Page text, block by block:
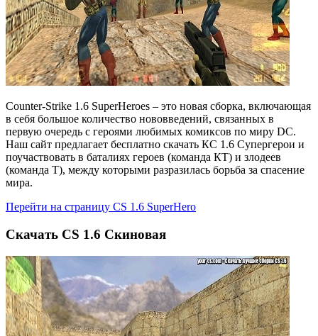
Counter-Strike 1.6 SuperHeroes – это новая сборка, включающая
в себя большое количество нововведений, связанных в
первую очередь с героями любимых комиксов по миру DC.
Наш сайт предлагает бесплатно скачать КС 1.6 Супергерои и
поучаствовать в баталиях героев (команда КТ) и злодеев
(команда Т), между которыми разразилась борьба за спасение
мира.
Перейти на страницу CS 1.6 SuperHero
Cкачать СS 1.6 Скиновая